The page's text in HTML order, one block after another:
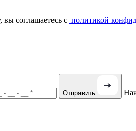
соглашаетесь с политикой
Отправить